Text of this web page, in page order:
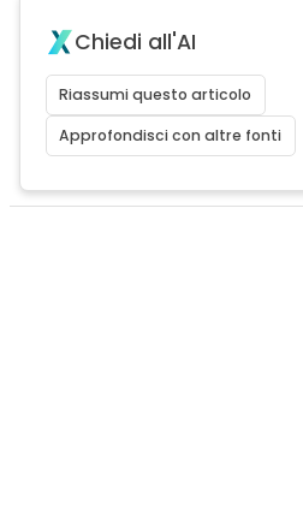
Chiedi all'AI
Riassumi questo articolo
Approfondisci con altre fonti